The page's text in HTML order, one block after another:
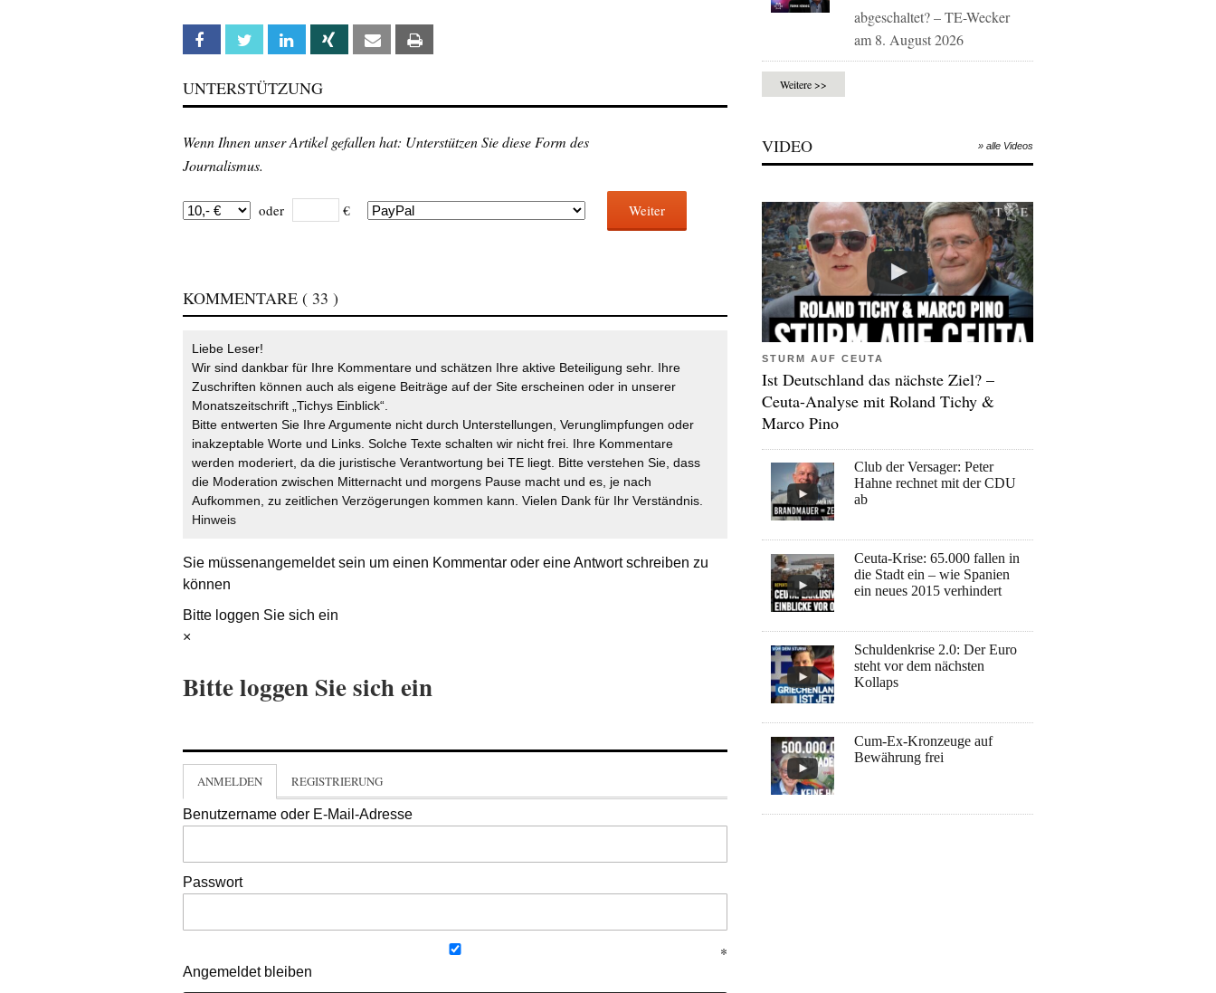
Facebook Twitter Linkedin Xing Email
UNTERSTÜTZUNG
Wenn Ihnen unser Artikel gefallen hat: Unterstützen Sie diese Form des
Journalismus.
oder € Weiter
KOMMENTARE ( 33 )
Liebe Leser!
Wir sind dankbar für Ihre Kommentare und schätzen Ihre aktive Beteiligung sehr. Ihre
Zuschriften können auch als eigene Beiträge auf der Site erscheinen oder in unserer
Monatszeitschrift „Tichys Einblick“.
Bitte entwerten Sie Ihre Argumente nicht durch Unterstellungen, Verunglimpfungen oder
inakzeptable Worte und Links. Solche Texte schalten wir nicht frei. Ihre Kommentare
werden moderiert, da die juristische Verantwortung bei TE liegt. Bitte verstehen Sie, dass
die Moderation zwischen Mitternacht und morgens Pause macht und es, je nach
Aufkommen, zu zeitlichen Verzögerungen kommen kann. Vielen Dank für Ihr Verständnis.
Hinweis
Sie müssenangemeldetsein um einen Kommentar oder eine Antwort schreiben zu
können
Bitte loggen Sie sich ein
×
Bitte loggen Sie sich ein
ANMELDEN REGISTRIERUNG
Benutzername oder E-Mail-Adresse
Passwort
Angemeldet bleiben
abgeschaltet? – TE-Wecker
am 8. August 2026
Weitere >>
VIDEO » alle Videos
STURM AUF CEUTA
Ist Deutschland das nächste Ziel? –
Ceuta-Analyse mit Roland Tichy &
Marco Pino
Club der Versager: Peter
Hahne rechnet mit der CDU
ab
Ceuta-Krise: 65.000 fallen in
die Stadt ein – wie Spanien
ein neues 2015 verhindert
Schuldenkrise 2.0: Der Euro
steht vor dem nächsten
Kollaps
Cum-Ex-Kronzeuge auf
Bewährung frei